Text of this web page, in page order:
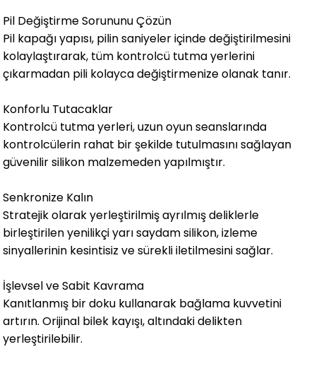
Pil Değiştirme Sorununu Çözün
Pil kapağı yapısı, pilin saniyeler içinde değiştirilmesini
kolaylaştırarak, tüm kontrolcü tutma yerlerini
çıkarmadan pili kolayca değiştirmenize olanak tanır.
Konforlu Tutacaklar
Kontrolcü tutma yerleri, uzun oyun seanslarında
kontrolcülerin rahat bir şekilde tutulmasını sağlayan
güvenilir silikon malzemeden yapılmıştır.
Senkronize Kalın
Stratejik olarak yerleştirilmiş ayrılmış deliklerle
birleştirilen yenilikçi yarı saydam silikon, izleme
sinyallerinin kesintisiz ve sürekli iletilmesini sağlar.
İşlevsel ve Sabit Kavrama
Kanıtlanmış bir doku kullanarak bağlama kuvvetini
artırın. Orijinal bilek kayışı, altındaki delikten
yerleştirilebilir.